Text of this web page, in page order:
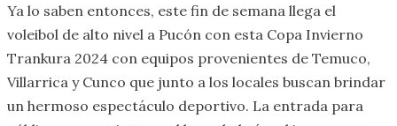
Ya lo saben entonces, este fin de semana llega el
voleibol de alto nivel a Pucón con esta Copa Invierno
Trankura 2024 con equipos provenientes de Temuco,
Villarrica y Cunco que junto a los locales buscan brindar
un hermoso espectáculo deportivo. La entrada para